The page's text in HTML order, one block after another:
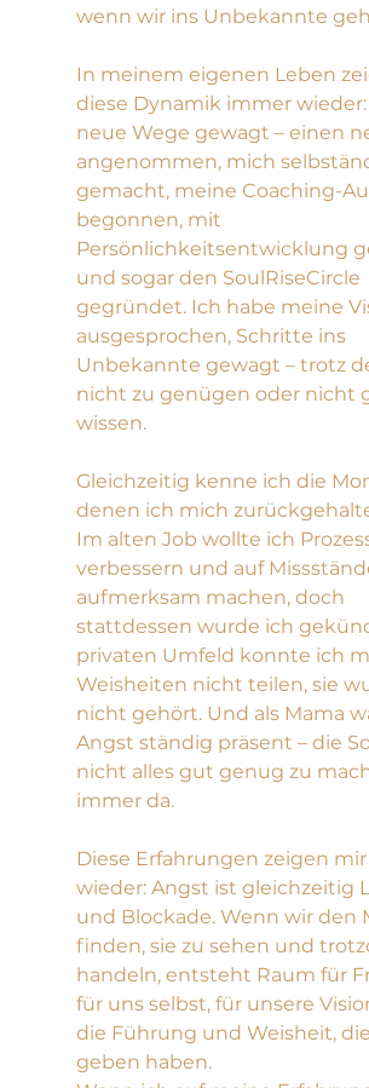
wenn wir ins Unbekannte
In meinem eigenen Leben
diese Dynamik immer
neue Wege gewagt – einen
angenommen, mich
gemacht, meine Coaching-
begonnen, mit
Persönlichkeitsentwicklung
und sogar den SoulRiseCircle
gegründet. Ich habe meine
ausgesprochen, Schritte ins
Unbekannte gewagt – trotz
nicht zu genügen oder nicht
wissen.
Gleichzeitig kenne ich die
denen ich mich
Im alten Job wollte ich
verbessern und auf
aufmerksam machen, doch
stattdessen wurde ich
privaten Umfeld konnte ich
Weisheiten nicht teilen, sie
nicht gehört. Und als Mama
Angst ständig präsent – die
nicht alles gut genug zu
immer da.
Diese Erfahrungen zeigen
wieder: Angst ist gleichzeitig
und Blockade. Wenn wir den
finden, sie zu sehen und
handeln, entsteht Raum für
für uns selbst, für unsere
die Führung und Weisheit,
geben haben.